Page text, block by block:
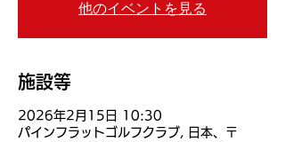
他のイベントを見る
施設等
2026年2月15日 10:30
パインフラットゴルフクラブ, 日本、〒